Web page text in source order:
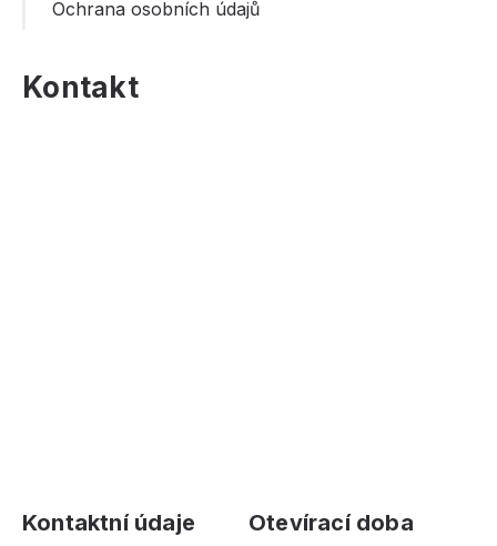
Ochrana osobních údajů
Kontakt
Kontaktní údaje Otevírací doba